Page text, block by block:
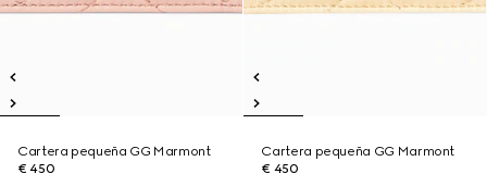
Cartera pequeña GG Marmont
€ 450
Cartera pequeña GG Marmont
€ 450